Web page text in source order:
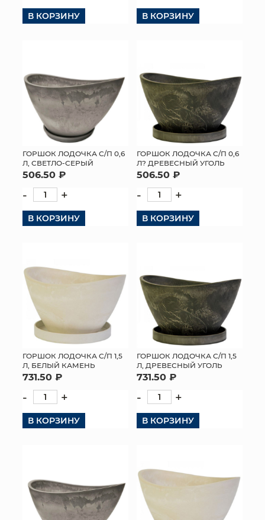
В КОРЗИНУ В КОРЗИНУ
ГОРШОК ЛОДОЧКА С/П 0,6
Л, СВЕТЛО-СЕРЫЙ
506.50 ₽
- +
В КОРЗИНУ
ГОРШОК ЛОДОЧКА С/П 0,6
Л? ДРЕВЕСНЫЙ УГОЛЬ
506.50 ₽
- +
В КОРЗИНУ
ГОРШОК ЛОДОЧКА С/П 1,5
Л, БЕЛЫЙ КАМЕНЬ
731.50 ₽
- +
В КОРЗИНУ
ГОРШОК ЛОДОЧКА С/П 1,5
Л, ДРЕВЕСНЫЙ УГОЛЬ
731.50 ₽
- +
В КОРЗИНУ